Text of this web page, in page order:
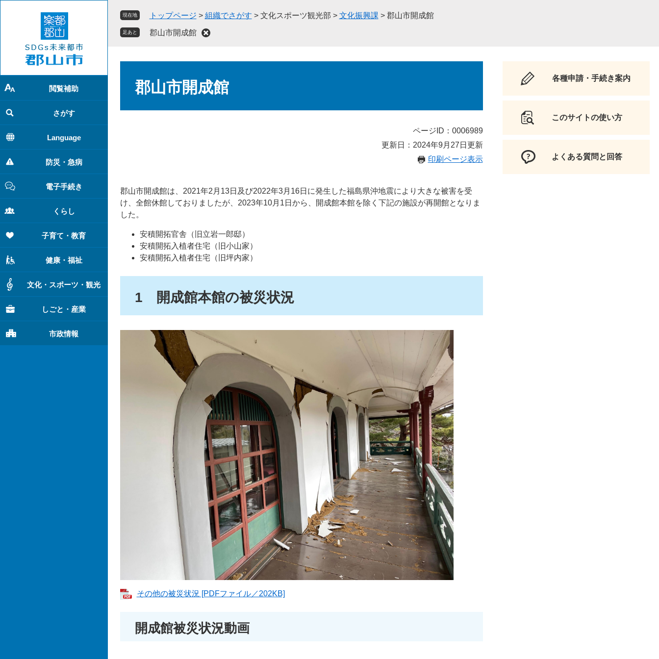
で
す
。
ば
し
て
本
文
へ
閲覧補助
さがす
Language
防災・急病
電子手続き
くらし
子育て・教育
健康・福祉
文化・スポーツ・観光
しごと・産業
市政情報
現在地 トップページ > 組織でさがす > 文化スポーツ観光部 > 文化振興課 > 郡山市開成館
足あと 郡山市開成館
郡山市開成館
ページID：0006989
更新日：2024年9月27日更新
印刷ページ表示
郡山市開成館は、2021年2月13日及び2022年3月16日に発生した福島県沖地震により大きな被害を受
け、全館休館しておりましたが、2023年10月1日から、開成館本館を除く下記の施設が再開館となりま
した。
安積開拓官舎（旧立岩一郎邸）
安積開拓入植者住宅（旧小山家）
安積開拓入植者住宅（旧坪内家）
1 開成館本館の被災状況
その他の被災状況 [PDFファイル／202KB]
開成館被災状況動画
各種申請・手続き案内
このサイトの使い方
よくある質問と回答